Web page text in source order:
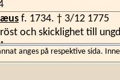
f. 1734. † 3/12 1775
och skicklighet till
f. 1743
anges på respektive sida.